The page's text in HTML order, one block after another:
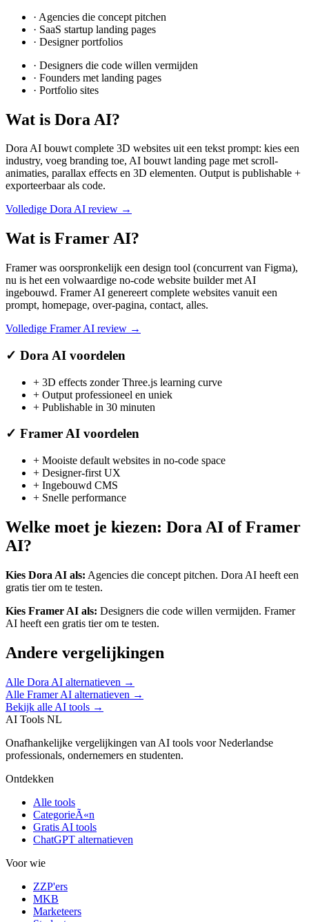
· Agencies die concept pitchen
· SaaS startup landing pages
· Designer portfolios
· Designers die code willen vermijden
· Founders met landing pages
· Portfolio sites
Wat is Dora AI?
Dora AI bouwt complete 3D websites uit een tekst prompt: kies een
industry, voeg branding toe, AI bouwt landing page met scroll-
animaties, parallax effects en 3D elementen. Output is publishable +
exporteerbaar als code.
Volledige Dora AI review →
Wat is Framer AI?
Framer was oorspronkelijk een design tool (concurrent van Figma),
nu is het een volwaardige no-code website builder met AI
ingebouwd. Framer AI genereert complete websites vanuit een
prompt, homepage, over-pagina, contact, alles.
Volledige Framer AI review →
✓ Dora AI voordelen
+ 3D effects zonder Three.js learning curve
+ Output professioneel en uniek
+ Publishable in 30 minuten
✓ Framer AI voordelen
+ Mooiste default websites in no-code space
+ Designer-first UX
+ Ingebouwd CMS
+ Snelle performance
Welke moet je kiezen: Dora AI ofFramer
AI?
Kies Dora AI als: Agencies die concept pitchen. Dora AI heeft een
gratis tier om te testen.
Kies Framer AI als: Designers die code willen vermijden. Framer
AI heeft een gratis tier om te testen.
Andere vergelijkingen
Alle Dora AI alternatieven →
Alle Framer AI alternatieven →
Bekijk alle AI tools →
AI Tools NL
Onafhankelijke vergelijkingen van AI tools voor Nederlandse
professionals, ondernemers en studenten.
Ontdekken
Alle tools
CategorieÃ«n
Gratis AI tools
ChatGPT alternatieven
Voor wie
ZZP'ers
MKB
Marketeers